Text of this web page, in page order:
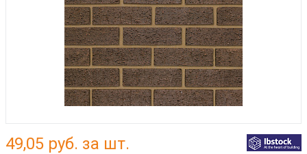
49,05 руб. за шт.